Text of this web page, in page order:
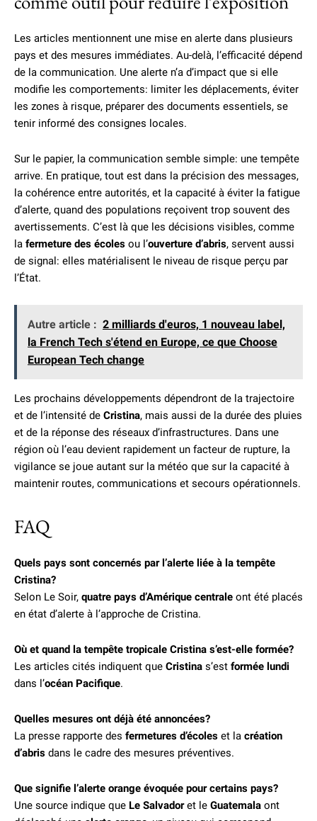
Les articles mentionnent une mise en alerte dans plusieurs
pays et des mesures immédiates. Au-delà, l’efficacité dépend
de la communication. Une alerte n’a d’impact que si elle
modifie les comportements: limiter les déplacements, éviter
les zones à risque, préparer des documents essentiels, se
tenir informé des consignes locales.
Sur le papier, la communication semble simple: une tempête
arrive. En pratique, tout est dans la précision des messages,
la cohérence entre autorités, et la capacité à éviter la fatigue
d’alerte, quand des populations reçoivent trop souvent des
avertissements. C’est là que les décisions visibles, comme
la fermeture des écoles ou l’ouverture d’abris, servent aussi
de signal: elles matérialisent le niveau de risque perçu par
l’État.
Autre article : 2 milliards d'euros, 1 nouveau label,
la French Tech s'étend en Europe, ce que Choose
European Tech change
Les prochains développements dépendront de la trajectoire
et de l’intensité de Cristina, mais aussi de la durée des pluies
et de la réponse des réseaux d’infrastructures. Dans une
région où l’eau devient rapidement un facteur de rupture, la
vigilance se joue autant sur la météo que sur la capacité à
maintenir routes, communications et secours opérationnels.
FAQ
Quels pays sont concernés par l’alerte liée à la tempête
Cristina?
Selon Le Soir, quatre pays d’Amérique centrale ont été placés
en état d’alerte à l’approche de Cristina.
Où et quand la tempête tropicale Cristina s’est-elle formée?
Les articles cités indiquent que Cristina s’est formée lundi
dans l’océan Pacifique.
Quelles mesures ont déjà été annoncées?
La presse rapporte des fermetures d’écoles et la création
d’abris dans le cadre des mesures préventives.
Que signifie l’alerte orange évoquée pour certains pays?
Une source indique que Le Salvadoret le Guatemala ont